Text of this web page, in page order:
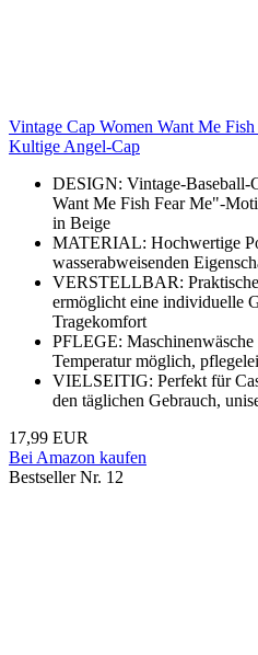
Vintage Cap Women Want Me
Kultige Angel-Cap
DESIGN: Vintage-Baseball-
Want Me Fish Fear Me"-
in Beige
MATERIAL: Hochwertige
wasserabweisenden
VERSTELLBAR:
ermöglicht eine individuelle
Tragekomfort
PFLEGE:
Temperatur möglich,
VIELSEITIG: Perfekt für
den täglichen Gebrauch,
17,99 EUR
Bei Amazon kaufen
Bestseller Nr. 12